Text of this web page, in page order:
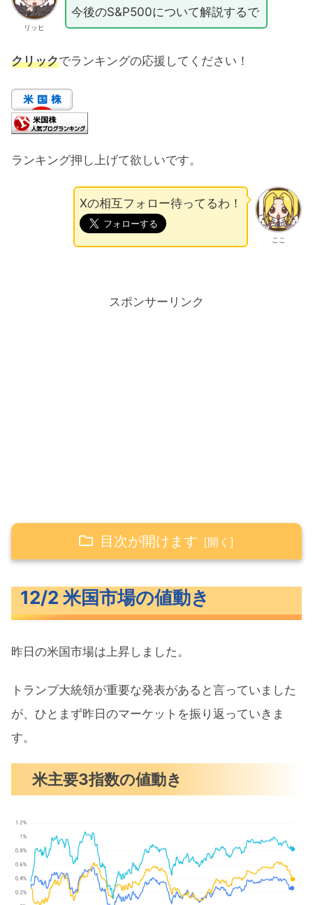
リッヒ
今後のS&P500について解説するで
クリックでランキングの応援してください！
ランキング押し上げて欲しいです。
ここ
Xの相互フォロー待ってるわ！
スポンサーリンク
目次が開けます
米主要3指数の値動き
S&P500ヒートマップ
セクター別パフォーマンス
S&P500チャート分析
トランプ氏次期FRB議長を来年初めに
指名
裂
インテルがマレーシアに大規模投資
12月の注目イベントについて
12/2 米国市場の値動き
昨日の米国市場は上昇しました。
トランプ大統領が重要な発表があると言っていました
が、ひとまず昨日のマーケットを振り返っていきま
す。
米主要3指数の値動き